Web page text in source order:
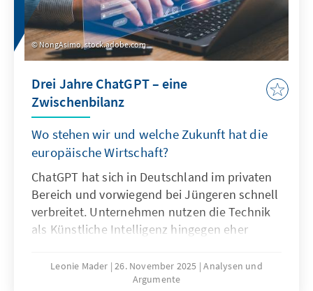
NongAsimo, stock.adobe.com
Drei Jahre ChatGPT – eine
Zwischenbilanz
Wo stehen wir und welche Zukunft hat die
europäische Wirtschaft?
ChatGPT hat sich in Deutschland im privaten
Bereich und vorwiegend bei Jüngeren schnell
verbreitet. Unternehmen nutzen die Technik
als Künstliche Intelligenz hingegen eher
hierfür sind nicht nur technische
Eigenschaften von ChatGPT, sondern auch
Leonie Mader 26. November 2025 Analysen und
Argumente